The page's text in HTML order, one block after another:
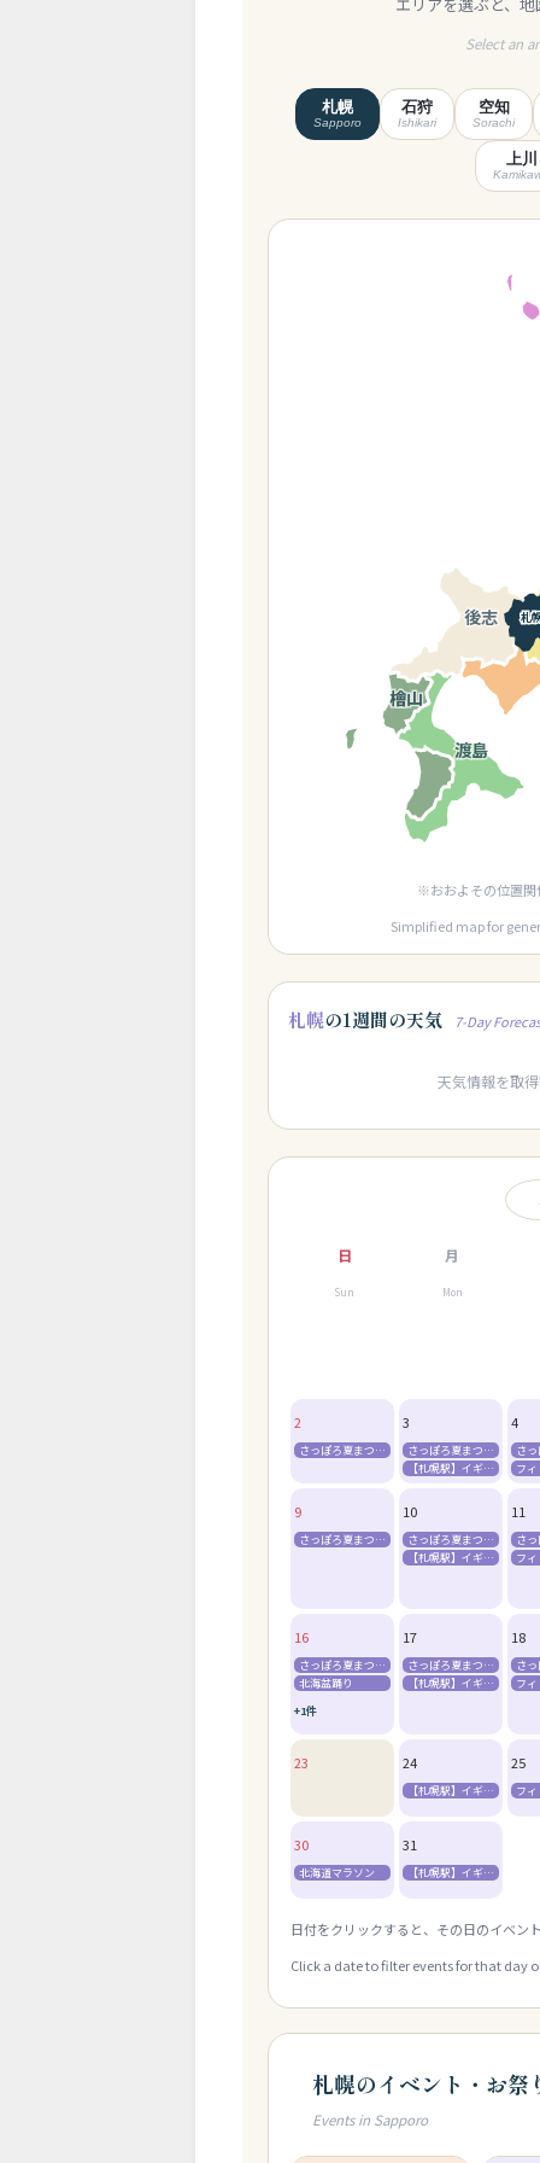
Select an
札幌
Sapporo
石狩
Ishikari
空知
Sorachi
上川
後志
檜山
渡島
札
※おおよその位置関
Simplified map for
札幌の1週間の天気 7-Day
天気情報を取
日
Sun
月
Mon
2
さっぽろ夏まつり（ビアガーデン・狸まつり・すすきの祭り）
3
さっぽろ夏まつり（ビアガーデン・狸まつり・すすきの祭り）
【札幌駅】イギリス留学説明会
4
9
さっぽろ夏まつり（ビアガーデン・狸まつり・すすきの祭り）
10
さっぽろ夏まつり（ビアガーデン・狸まつり・すすきの祭り）
【札幌駅】イギリス留学説明会
11
16
さっぽろ夏まつり（ビアガーデン・狸まつり・すすきの祭り）
北海盆踊り
+1件
17
さっぽろ夏まつり（ビアガーデン・狸まつり・すすきの祭り）
【札幌駅】イギリス留学説明会
18
23 24
【札幌駅】イギリス留学説明会
25
30
北海道マラソン
31
【札幌駅】イギリス留学説明会
日付をクリックすると、その日のイベン
Click a date to filter events for that day
札幌のイベント・お祭
Events in Sapporo